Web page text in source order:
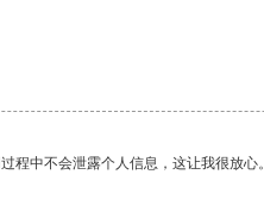
程中不会泄露个人信息，这让我很放